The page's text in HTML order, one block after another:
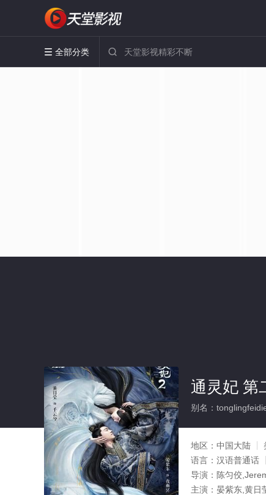
 全部分类 
通灵妃 第
别名：
地区： 中国大陆
语言： 汉语普通话
导演： 陈匀佼
主演： 晏紫东,黄日